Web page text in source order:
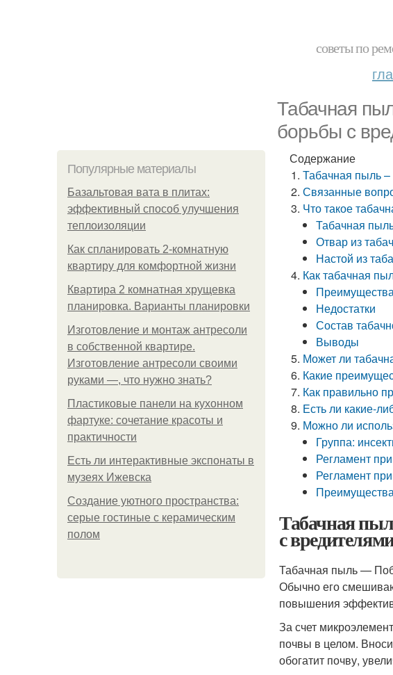
советы по
Табачная
борьбы с
Популярные материалы
Базальтовая вата в плитах:
эффективный способ улучшения
теплоизоляции
Как спланировать 2-комнатную
квартиру для комфортной жизни
Квартира 2 комнатная хрущевка
планировка. Варианты планировки
Изготовление и монтаж антресоли
в собственной квартире.
Изготовление антресоли своими
руками —, что нужно знать?
Пластиковые панели на кухонном
фартуке: сочетание красоты и
практичности
Есть ли интерактивные экспонаты в
музеях Ижевска
Создание уютного пространства:
серые гостиные с керамическим
полом
Содержание
Табачная пыль
Связанные
Что такое
Табачная
Отвар из
Настой из
Как табачная
Недостатки
Состав
Выводы
Может ли
Какие
Как правильно
Есть ли какие-
Можно ли
Группа:
Регламент
Регламент
Табачная
с
Табачная пыль —
Обычно его
повышения
За счет
почвы в целом.
обогатит почву,